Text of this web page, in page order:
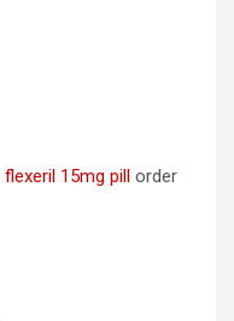
flexeril 15mg pill order